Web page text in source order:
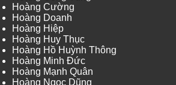
Hoàng Cường
Hoàng Doanh
Hoàng Hiệp
Hoàng Huy Thục
Hoàng Hồ Huỳnh Thông
Hoàng Minh Đức
Hoàng Mạnh Quân
Hoàng Ngọc Dũng